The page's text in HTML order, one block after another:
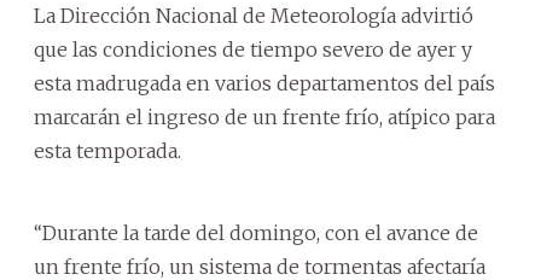
La Dirección Nacional de Meteorología advirtió
que las condiciones de tiempo severo de ayer y
esta madrugada en varios departamentos del país
marcarán el ingreso de un frente frío, atípico para
esta temporada.
‘‘Durante la tarde del domingo, con el avance de
un frente frío, un sistema de tormentas afectaría